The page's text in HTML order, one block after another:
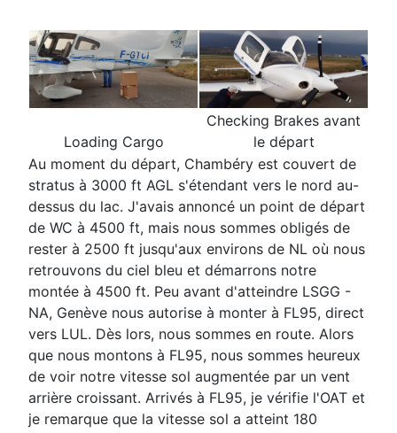
Loading Cargo
Checking Brakes avant
le départ
Au moment du départ, Chambéry est couvert de
stratus à 3000 ft AGL s'étendant vers le nord au-
dessus du lac. J'avais annoncé un point de départ
de WC à 4500 ft, mais nous sommes obligés de
rester à 2500 ft jusqu'aux environs de NL où nous
retrouvons du ciel bleu et démarrons notre
montée à 4500 ft. Peu avant d'atteindre LSGG -
NA, Genève nous autorise à monter à FL95, direct
vers LUL. Dès lors, nous sommes en route. Alors
que nous montons à FL95, nous sommes heureux
de voir notre vitesse sol augmentée par un vent
arrière croissant. Arrivés à FL95, je vérifie l'OAT et
je remarque que la vitesse sol a atteint 180